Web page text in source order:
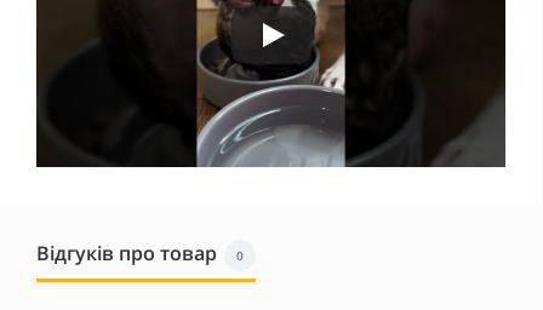
Відгуків про товар 0